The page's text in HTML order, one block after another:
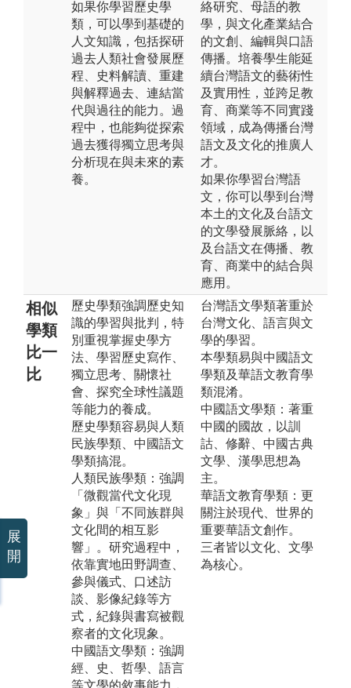
如果你學習歷史學
類，可以學到基礎的
人文知識，包括探研
過去人類社會發展歷
程、史料解讀、重建
與解釋過去、連結當
代與過往的能力。過
程中，也能夠從探索
過去獲得獨立思考與
分析現在與未來的素
養。
絡研究、母語的教
學，與文化產業結合
的文創、編輯與口語
傳播。培養學生能延
續台灣語文的藝術性
及實用性，並跨足教
育、商業等不同實踐
領域，成為傳播台灣
語文及文化的推廣人
才。
如果你學習台灣語
文，你可以學到台灣
本土的文化及台語文
的文學發展脈絡，以
及台語文在傳播、教
育、商業中的結合與
應用。
相似
學類
比一
比
歷史學類強調歷史知
識的學習與批判，特
別重視掌握史學方
法、學習歷史寫作、
獨立思考、關懷社
會、探究全球性議題
等能力的養成。
歷史學類容易與人類
民族學類、中國語文
學類搞混。
人類民族學類：強調
「微觀當代文化現
象」與「不同族群與
文化間的相互影
響」。研究過程中，
依靠實地田野調查、
參與儀式、口述訪
談、影像紀錄等方
式，紀錄與書寫被觀
察者的文化現象。
中國語文學類：強調
經、史、哲學、語言
等文學的敘事能力，
台灣語文學類著重於
台灣文化、語言與文
學的學習。
本學類易與中國語文
學類及華語文教育學
類混淆。
中國語文學類：著重
中國的國故，以訓
詁、修辭、中國古典
文學、漢學思想為
主。
華語文教育學類：更
關注於現代、世界的
重要華語文創作。
三者皆以文化、文學
為核心。
展
開